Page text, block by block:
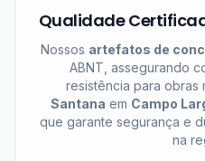
Qualidade
Nossos artefatos de
ABNT, assegurando
resistência para obras
Santana em Campo
que garante segurança e
na